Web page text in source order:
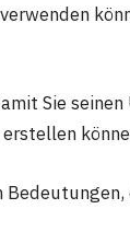
Sie